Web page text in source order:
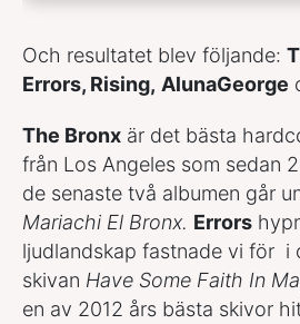
Och resultatet blev följande:
Errors, Rising, AlunaGeorge
The Bronx är det bästa
från Los Angeles som sedan
de senaste två albumen går
Mariachi El Bronx. Errors
ljudlandskap fastnade vi för i
skivan Have Some Faith In
en av 2012 års bästa skivor